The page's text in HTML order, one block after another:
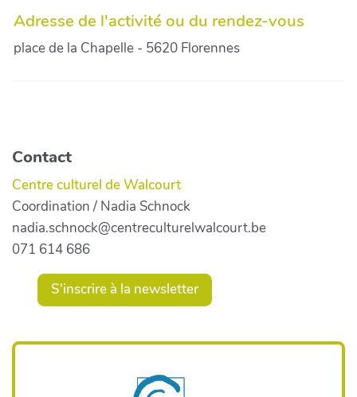
Adresse de l'activité ou du rendez-vous
place de la Chapelle - 5620 Florennes
Contact
Centre culturel de Walcourt
Coordination / Nadia Schnock
nadia.schnock@centreculturelwalcourt.be
071 614 686
S'inscrire à la newsletter